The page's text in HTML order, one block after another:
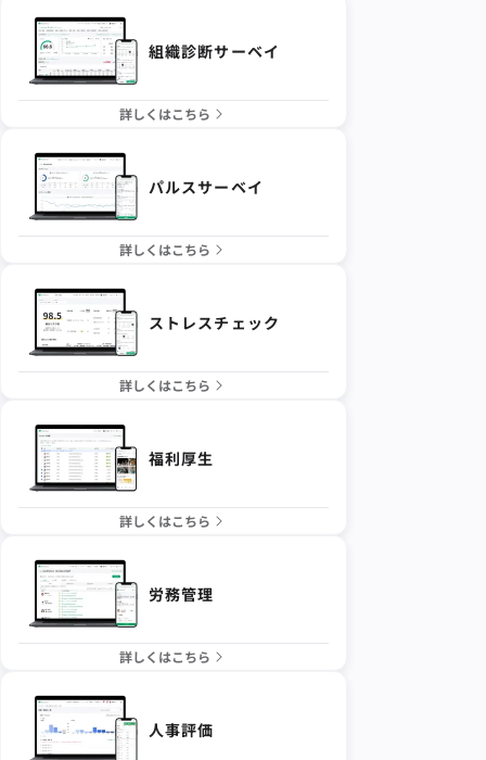
組織診断サーベイ
詳しくはこちら
パルスサーベイ
詳しくはこちら
ストレスチェック
詳しくはこちら
福利厚生
詳しくはこちら
労務管理
詳しくはこちら
人事評価